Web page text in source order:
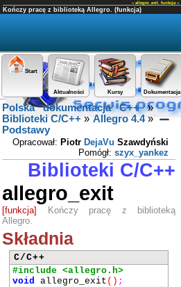
« allegro_exit funkcja »
Kończy pracę z biblioteką Allegro. (funkcja)
Start
Aktualności Kursy Dokumentacja
Polska dokumentacja C++»
Biblioteki C/C++ » Allegro 4.4»
Podstawy
Opracował: Piotr DejaVu Szawdyński
Pomógł: szyx_yankez
Biblioteki C/C++
allegro_exit
[funkcja]
Kończy pracę z biblioteką
Allegro.
Składnia
C/C++
#include <allegro.h>
void allegro_exit () ;